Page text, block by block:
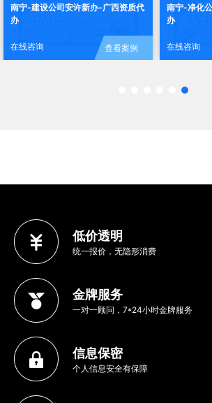
南宁-建设公司安许新办-广西资质代
办
在线咨询 查看案例
南宁-净化
办
在线咨询
低价透明
统一报价，无隐形消费
金牌服务
一对一顾问，7*24小时金牌服务
信息保密
个人信息安全有保障